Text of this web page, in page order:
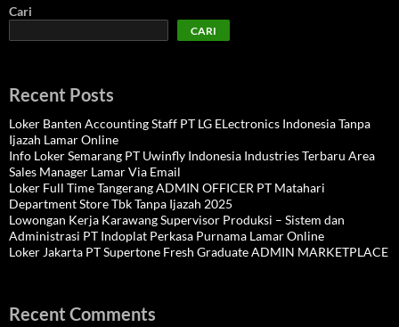
Cari
CARI
Recent Posts
Loker Banten Accounting Staff PT LG ELectronics Indonesia Tanpa
Ijazah Lamar Online
Info Loker Semarang PT Uwinfly Indonesia Industries Terbaru Area
Sales Manager Lamar Via Email
Loker Full Time Tangerang ADMIN OFFICER PT Matahari
Department Store Tbk Tanpa Ijazah 2025
Lowongan Kerja Karawang Supervisor Produksi – Sistem dan
Administrasi PT Indoplat Perkasa Purnama Lamar Online
Loker Jakarta PT Supertone Fresh Graduate ADMIN MARKETPLACE
Recent Comments